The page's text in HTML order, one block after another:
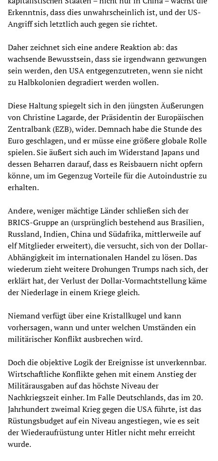
Erkenntnis, dass dies unwahrscheinlich ist, und der US-
Angriff sich letztlich auch gegen sie richtet.
Daher zeichnet sich eine andere Reaktion ab: das
wachsende Bewusstsein, dass sie irgendwann gezwungen
sein werden, den USA entgegenzutreten, wenn sie nicht
zu Halbkolonien degradiert werden wollen.
Diese Haltung spiegelt sich in den jüngsten Äußerungen
von Christine Lagarde, der Präsidentin der Europäischen
Zentralbank (EZB), wider. Demnach habe die Stunde des
Euro geschlagen, und er müsse eine größere globale Rolle
spielen. Sie äußert sich auch im Widerstand Japans und
dessen Beharren darauf, dass es Reisbauern nicht opfern
könne, um im Gegenzug Vorteile für die Autoindustrie zu
erhalten.
Andere, weniger mächtige Länder schließen sich der
BRICS-Gruppe an (ursprünglich bestehend aus Brasilien,
Russland, Indien, China und Südafrika, mittlerweile auf
elf Mitglieder erweitert), die versucht, sich von der Dollar-
Abhängigkeit im internationalen Handel zu lösen. Das
wiederum zieht weitere Drohungen Trumps nach sich, der
erklärt hat, der Verlust der Dollar-Vormachtstellung käme
der Niederlage in einem Kriege gleich.
Niemand verfügt über eine Kristallkugel und kann
vorhersagen, wann und unter welchen Umständen ein
militärischer Konflikt ausbrechen wird.
Doch die objektive Logik der Ereignisse ist unverkennbar.
Wirtschaftliche Konflikte gehen mit einem Anstieg der
Militärausgaben auf das höchste Niveau der
Nachkriegszeit einher. Im Falle Deutschlands, das im 20.
Jahrhundert zweimal Krieg gegen die USA führte, ist das
Rüstungsbudget auf ein Niveau angestiegen, wie es seit
der Wiederaufrüstung unter Hitler nicht mehr erreicht
wurde.